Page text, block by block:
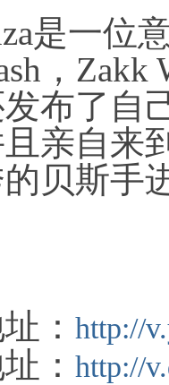
是一位
，Zakk
布了自
亲自来
贝斯手
： http://
： http://